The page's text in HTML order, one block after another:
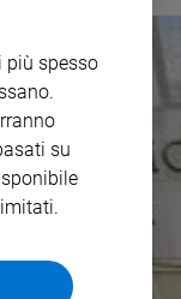
più spesso
su